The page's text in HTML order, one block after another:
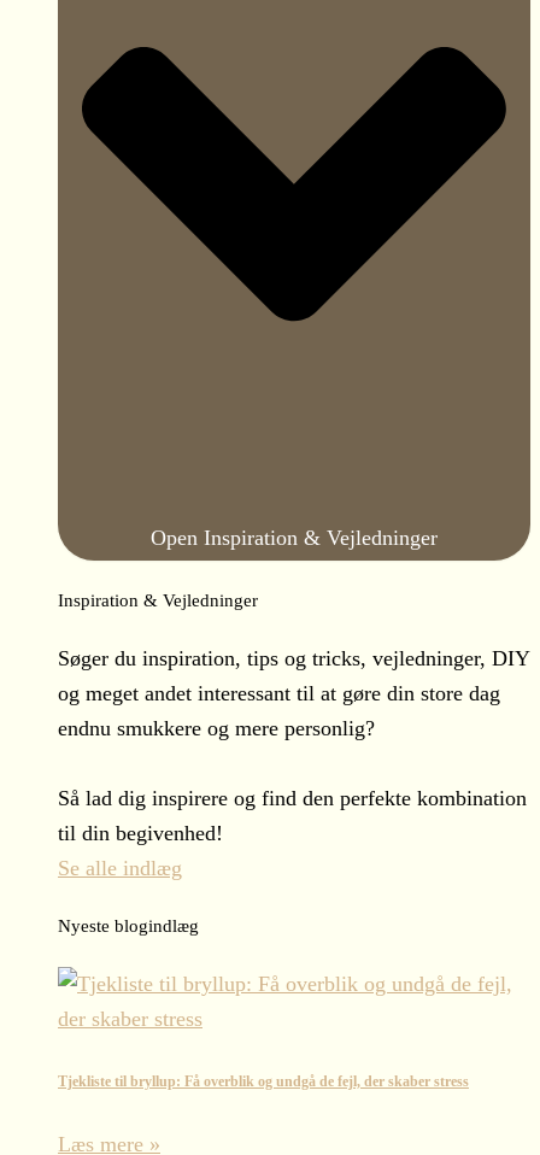
Open Inspiration & Vejledninger
Inspiration & Vejledninger
Søger du inspiration, tips og tricks, vejledninger, DIY
og meget andet interessant til at gøre din store dag
endnu smukkere og mere personlig?
Så lad dig inspirere og find den perfekte kombination
til din begivenhed!
Se alle indlæg
Nyeste blogindlæg
Tjekliste til bryllup: Få overblik og undgå de fejl, der skaber stress
Læs mere »